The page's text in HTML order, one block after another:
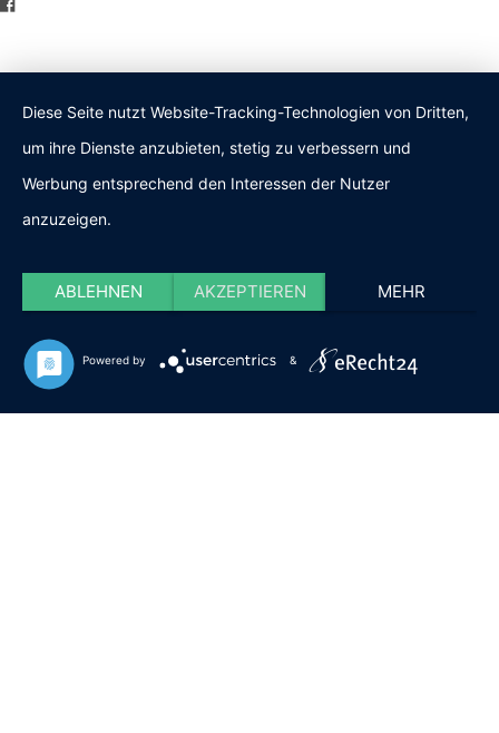
Diese Seite nutzt Website-Tracking-Technologien von Dritten,
um ihre Dienste anzubieten, stetig zu verbessern und
Werbung entsprechend den Interessen der Nutzer
anzuzeigen.
ABLEHNEN AKZEPTIEREN MEHR
Powered by &